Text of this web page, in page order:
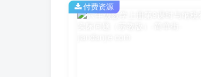
付费资源